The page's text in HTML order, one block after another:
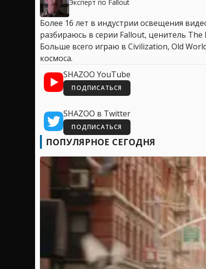
Эксперт по Fallout
Более 16 лет в индустрии освещения
разбираюсь в серии Fallout, ценитель
Больше всего играю в Civilization, Old
космоса.
SHAZOO YouTube
ПОДПИСАТЬСЯ
SHAZOO в Twitter
ПОДПИСАТЬСЯ
ПОПУЛЯРНОЕ СЕГОДНЯ